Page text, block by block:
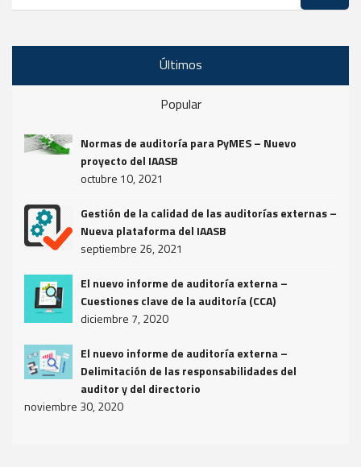
Últimos
Popular
Normas de auditoría para PyMES – Nuevo
proyecto del IAASB
octubre 10, 2021
Gestión de la calidad de las auditorías externas –
Nueva plataforma del IAASB
septiembre 26, 2021
El nuevo informe de auditoría externa –
Cuestiones clave de la auditoría (CCA)
diciembre 7, 2020
El nuevo informe de auditoría externa –
Delimitación de las responsabilidades del
auditor y del directorio
noviembre 30, 2020